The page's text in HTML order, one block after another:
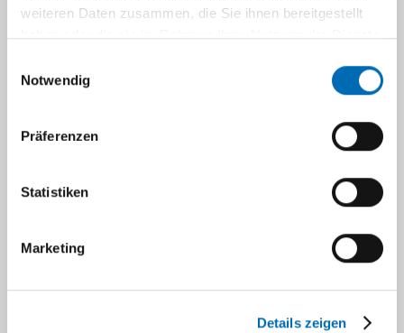
weiteren Daten zusammen, die Sie ihnen bereitgestellt
haben oder die sie im Rahmen Ihrer Nutzung der Dienste
Notwendig
Präferenzen
Statistiken
Marketing
Details zeigen
durch
die
Methode
Wharton-
bei
mit
Mayer-